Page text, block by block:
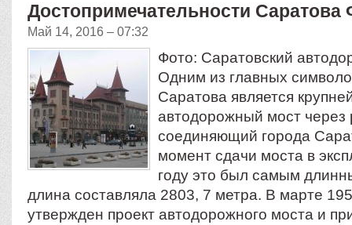
Достопримечательности Саратова
Май 14, 2016 – 07:32
Фото: Саратовский
Одним из главных
Саратова является
автодорожный мост через
соединяющий города
момент сдачи моста в
году это был самым
длина составляла 2803, 7 метра. В марте
утвержден проект автодорожного моста и